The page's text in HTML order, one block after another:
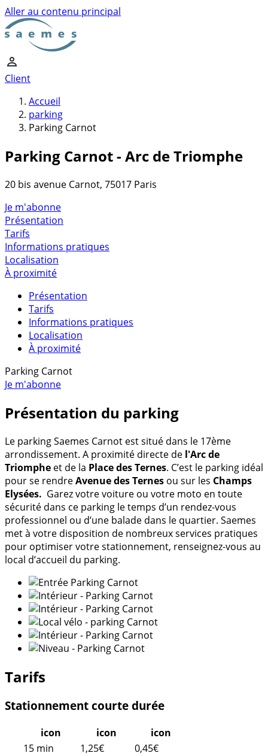
Aller au contenu principal
Client
Accueil
parking
Parking Carnot
Parking Carnot - Arc de Triomphe
20 bis avenue Carnot, 75017 Paris
Je m'abonne
Présentation
Tarifs
Informations pratiques
Localisation
À proximité
Présentation
Tarifs
Informations pratiques
Localisation
À proximité
Parking Carnot
Je m'abonne
Présentation du parking
Le parking Saemes Carnot est situé dans le 17ème
arrondissement. A proximité directe de l'Arc de
Triomphe et de la Place des Ternes. C’est le parking idéal
pour se rendreAvenue des Ternes ou sur les Champs
Elysées. Garez votre voiture ou votre moto en toute
sécurité dans ce parking le temps d’un rendez-vous
professionnel ou d’une balade dans le quartier. Saemes
met à votre disposition de nombreux services pratiques
pour optimiser votre stationnement, renseignez-vous au
local d’accueil du parking.
Tarifs
Stationnement courte durée
icon icon
icon
15 min
1,25€
0,45€